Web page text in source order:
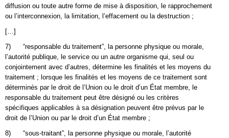
diffusion ou toute autre forme de mise à disposition, le rapprochement
ou l’interconnexion, la limitation, l’effacement ou la destruction ;
[…]
7) “responsable du traitement”, la personne physique ou morale,
l’autorité publique, le service ou un autre organisme qui, seul ou
conjointement avec d’autres, détermine les finalités et les moyens du
traitement ; lorsque les finalités et les moyens de ce traitement sont
déterminés par le droit de l’Union ou le droit d’un État membre, le
responsable du traitement peut être désigné ou les critères
spécifiques applicables à sa désignation peuvent être prévus par le
droit de l’Union ou par le droit d’un État membre ;
8) “sous-traitant”, la personne physique ou morale, l’autorité